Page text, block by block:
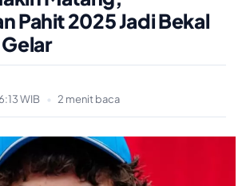
Pahit 2025 Jadi Bekal
WIB
• 2 menit baca